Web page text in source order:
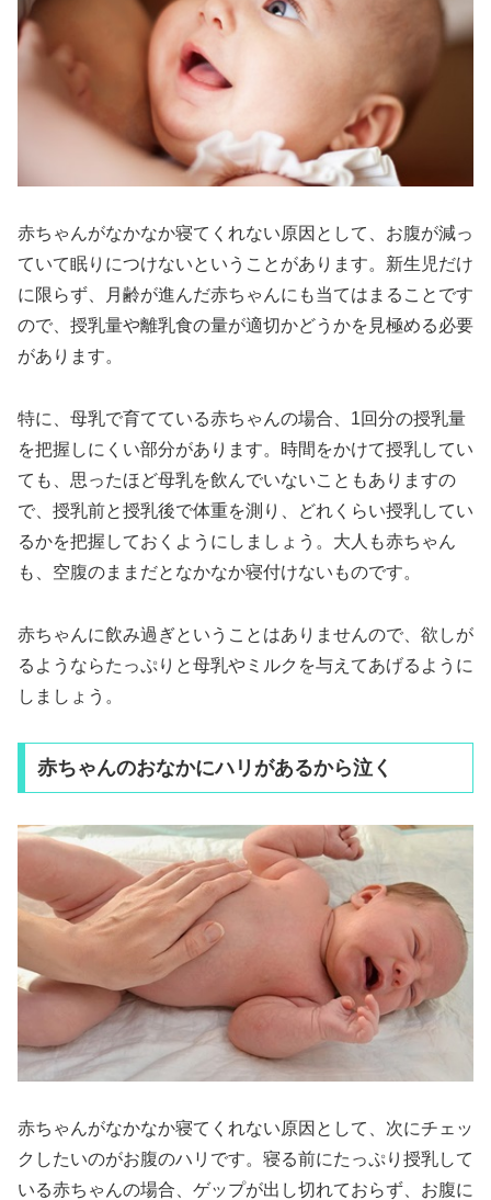
赤ちゃんがなかなか寝てくれない原因として、お腹が減っ
ていて眠りにつけないということがあります。新生児だけ
に限らず、月齢が進んだ赤ちゃんにも当てはまることです
ので、授乳量や離乳食の量が適切かどうかを見極める必要
があります。
特に、母乳で育てている赤ちゃんの場合、1回分の授乳量
を把握しにくい部分があります。時間をかけて授乳してい
ても、思ったほど母乳を飲んでいないこともありますの
で、授乳前と授乳後で体重を測り、どれくらい授乳してい
るかを把握しておくようにしましょう。大人も赤ちゃん
も、空腹のままだとなかなか寝付けないものです。
赤ちゃんに飲み過ぎということはありませんので、欲しが
るようならたっぷりと母乳やミルクを与えてあげるように
しましょう。
赤ちゃんのおなかにハリがあるから泣く
赤ちゃんがなかなか寝てくれない原因として、次にチェッ
クしたいのがお腹のハリです。寝る前にたっぷり授乳して
いる赤ちゃんの場合、ゲップが出し切れておらず、お腹に